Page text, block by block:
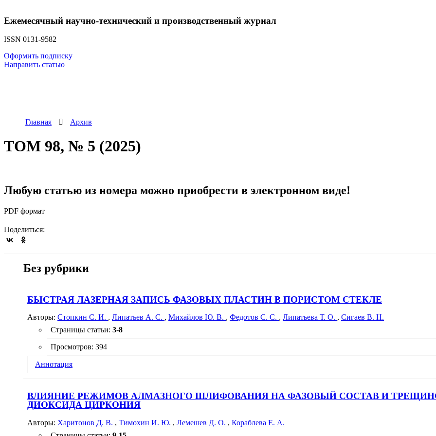
Ежемесячный научно-технический и производственный журнал
ISSN 0131-9582
Оформить подписку
Направить статью
Главная Архив
ТОМ 98, № 5 (2025)
Любую статью из номера можно приобрести в электронном виде!
PDF формат
Поделиться:
Без рубрики
БЫСТРАЯ ЛАЗЕРНАЯ ЗАПИСЬ ФАЗОВЫХ ПЛАСТИН В ПОРИСТОМ СТЕКЛЕ
Авторы: Стопкин С. И. , Липатьев А. С. , Михайлов Ю. В. , Федотов С. С. , Липатьева Т. О. , Сигаев В. Н.
Страницы статьи: 3-8
Просмотров: 394
Аннотация
возможность ее ускорения на порядок в сравнении с записью в кварцевом стекле. Выполнены in situ измерения
двулучепреломляющих пластин, записанных в НПС, в процессе нагрева и охлаждения в температурном диапазоне
записанные фемтосекундным лазерным пучком, более стабильны при работе в условиях сильно изменяющейся
лазерной записи.
ВЛИЯНИЕ РЕЖИМОВ АЛМАЗНОГО ШЛИФОВАНИЯ НА ФАЗОВЫЙ СОСТАВ И
ДИОКСИДА ЦИРКОНИЯ
Авторы: Харитонов Д. В. , Тимохин И. Ю. , Лемешев Д. О. , Кораблева Е. А.